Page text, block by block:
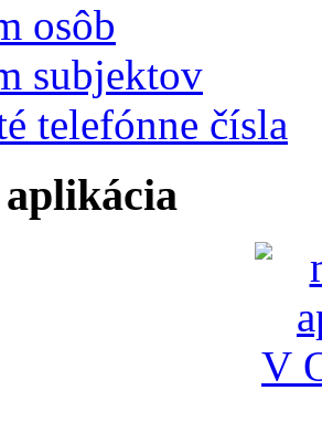
osôb
subjektov
telefónne čísla